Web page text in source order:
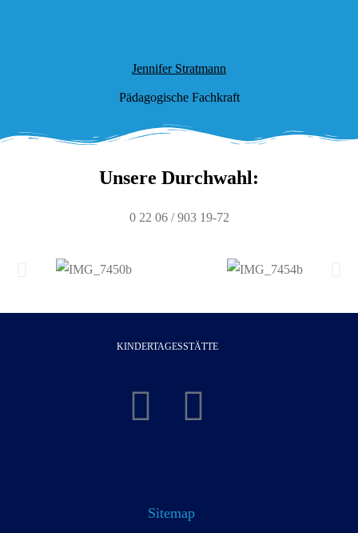
Jennifer Stratmann
Pädagogische Fachkraft
Unsere Durchwahl:
0 22 06 / 903 19-72
KINDERTAGESSTÄTTE
Sitemap